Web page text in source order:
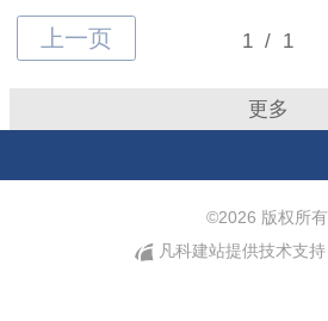
更多
©2026 版权所有
凡科建站提供技术支持